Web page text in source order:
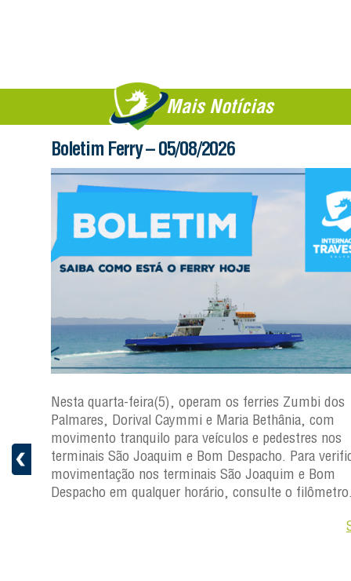
Mais Notícias
a
Boletim Ferry – 05/08/2026
Nesta quarta-feira(5), operam os ferries Zumbi dos
Palmares, Dorival Caymmi e Maria Bethânia, com
movimento tranquilo para veículos e pedestres nos
terminais São Joaquim e Bom Despacho. Para
movimentação nos terminais São Joaquim e Bom
Despacho em qualquer horário, consulte o